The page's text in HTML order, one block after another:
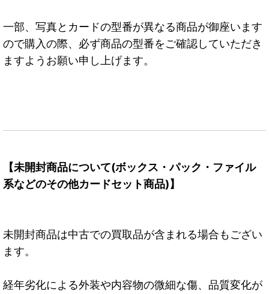
一部、写真とカードの型番が異なる商品が御座います
ので購入の際、必ず商品の型番をご確認していただき
ますようお願い申し上げます。
【未開封商品について(ボックス・パック・ファイル
系などのその他カードセット商品)】
未開封商品は中古での買取品が含まれる場合もござい
ます。
経年劣化による外装や内容物の微細な傷、品質変化が